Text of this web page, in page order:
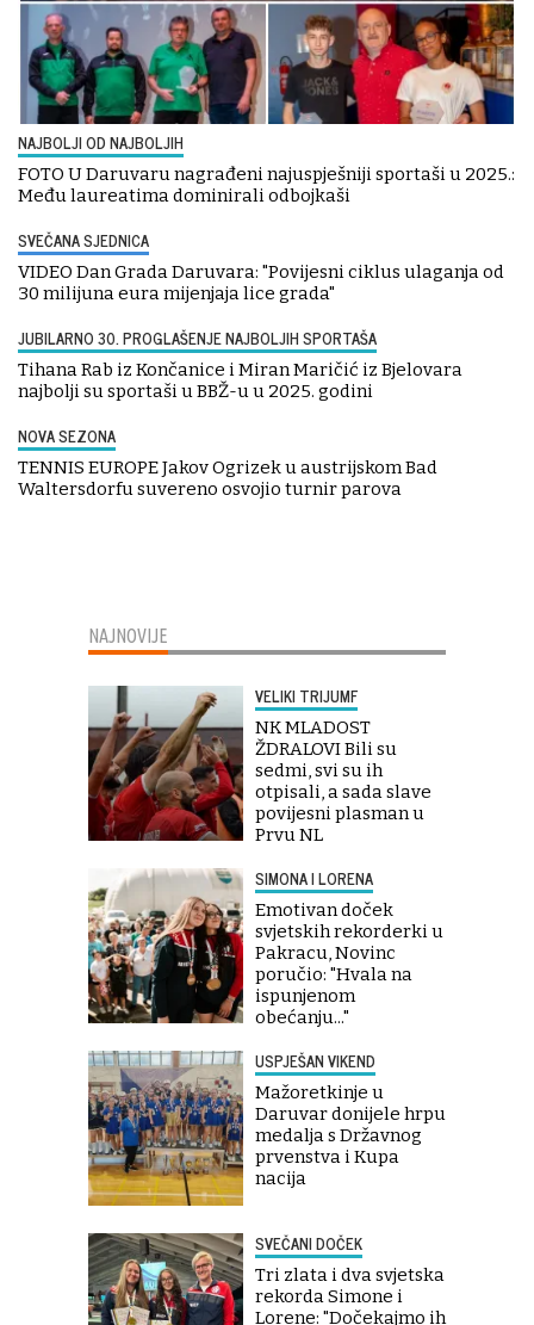
NAJBOLJI OD NAJBOLJIH
FOTO U Daruvaru nagrađeni najuspješniji sportaši u 2025.:
Među laureatima dominirali odbojkaši
SVEČANA SJEDNICA
VIDEO Dan Grada Daruvara: "Povijesni ciklus ulaganja od
30 milijuna eura mijenjaja lice grada"
JUBILARNO 30. PROGLAŠENJE NAJBOLJIH SPORTAŠA
Tihana Rab iz Končanice i Miran Maričić iz Bjelovara
najbolji su sportaši u BBŽ-u u 2025. godini
NOVA SEZONA
TENNIS EUROPE Jakov Ogrizek u austrijskom Bad
Waltersdorfu suvereno osvojio turnir parova
NAJNOVIJE
VELIKI TRIJUMF
NK MLADOST
ŽDRALOVI Bili su
sedmi, svi su ih
otpisali, a sada slave
povijesni plasman u
Prvu NL
SIMONA I LORENA
Emotivan doček
svjetskih rekorderki u
Pakracu, Novinc
poručio: "Hvala na
ispunjenom
obećanju..."
USPJEŠAN VIKEND
Mažoretkinje u
Daruvar donijele hrpu
medalja s Državnog
prvenstva i Kupa
nacija
SVEČANI DOČEK
Tri zlata i dva svjetska
rekorda Simone i
Lorene: "Dočekajmo ih